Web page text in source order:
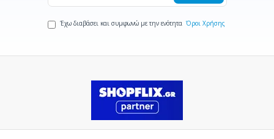
Έχω διαβάσει και συμφωνώ με την ενότητα Όροι Χρήσης